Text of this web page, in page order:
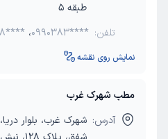
طبقه 5
تلفن:
،0990383****
نمایش روی نقشه
مطب شهرک غرب
آدرس: شهرک غرب، بلوار